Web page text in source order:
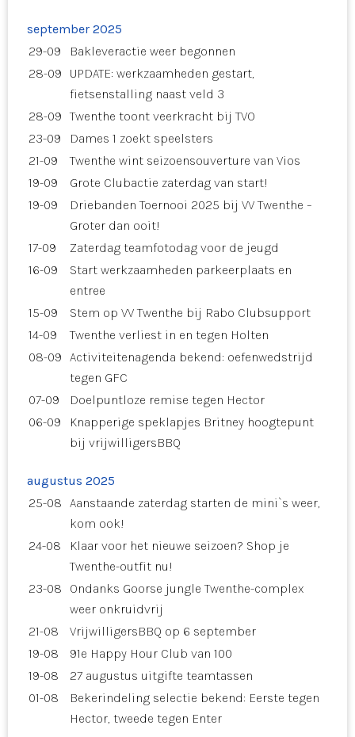
september 2025
29-09
Bakleveractie weer begonnen
28-09
UPDATE: werkzaamheden gestart,
fietsenstalling naast veld 3
28-09 Twenthe toont veerkracht bij TVO
23-09
Dames 1 zoekt speelsters
21-09
Twenthe wint seizoensouverture van Vios
19-09
Grote Clubactie zaterdag van start!
19-09
Driebanden Toernooi 2025 bij VV Twenthe –
Groter dan ooit!
17-09
Zaterdag teamfotodag voor de jeugd
16-09
Start werkzaamheden parkeerplaats en
entree
15-09
Stem op VV Twenthe bij Rabo Clubsupport
14-09
Twenthe verliest in en tegen Holten
08-09 Activiteitenagenda bekend: oefenwedstrijd
tegen GFC
07-09
Doelpuntloze remise tegen Hector
06-09
Knapperige speklapjes Britney hoogtepunt
bij vrijwilligersBBQ
augustus 2025
25-08 Aanstaande zaterdag starten de mini`s weer,
kom ook!
24-08
Klaar voor het nieuwe seizoen? Shop je
Twenthe-outfit nu!
23-08
Ondanks Goorse jungle Twenthe-complex
weer onkruidvrij
21-08
VrijwilligersBBQ op 6 september
19-08
91e Happy Hour Club van 100
19-08
27 augustus uitgifte teamtassen
01-08
Bekerindeling selectie bekend: Eerste tegen
Hector, tweede tegen Enter